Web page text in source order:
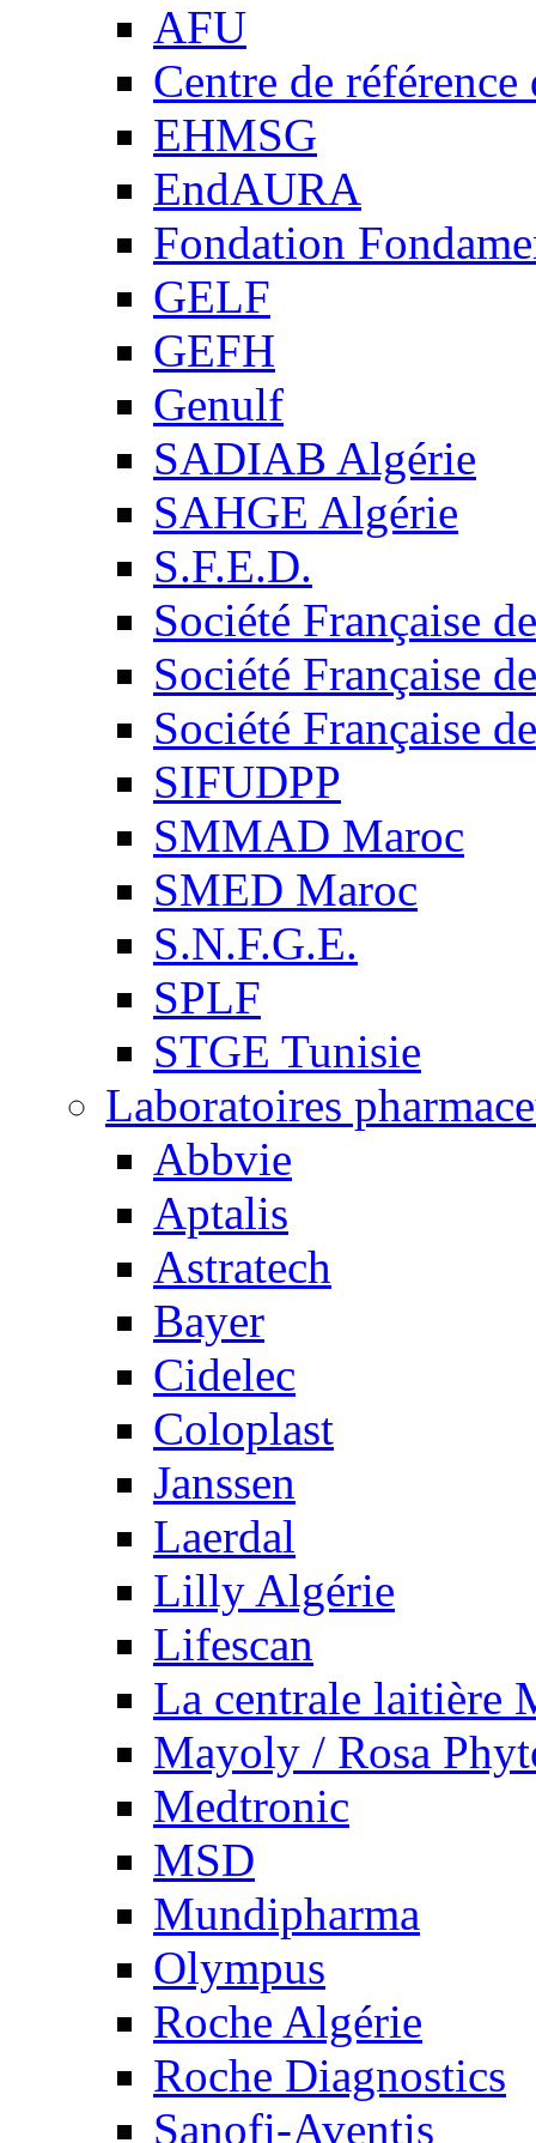
AFU
Centre de
EHMSG
EndAURA
Fondation
GELF
GEFH
Genulf
SADIAB Algérie
SAHGE Algérie
S.F.E.D.
Société Française
Société Française
Société Française
SIFUDPP
SMMAD Maroc
SMED Maroc
S.N.F.G.E.
SPLF
STGE Tunisie
Laboratoires
Abbvie
Aptalis
Astratech
Bayer
Cidelec
Coloplast
Janssen
Laerdal
Lilly Algérie
Lifescan
La centrale laitière
Mayoly / Rosa
Medtronic
MSD
Mundipharma
Olympus
Roche Algérie
Roche Diagnostics
Sanofi-Aventis